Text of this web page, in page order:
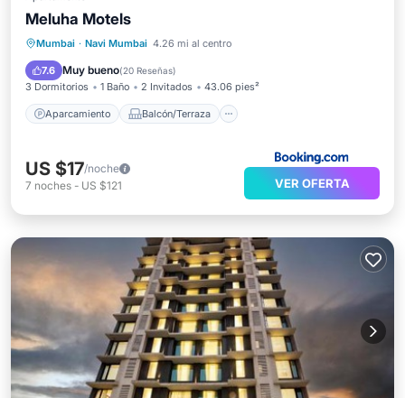
Meluha Motels
Mumbai · Navi Mumbai 4.26 mi al centro
7.6 Muy bueno(20 Reseñas)
3 Dormitorios 1 Baño 2 Invitados 43.06 pies²
Aparcamiento Balcón/Terraza
Aparcamiento
Aire acondicionado
Se admiten mascotas
US $17/noche
7 noches - US $121 VER OFERTA